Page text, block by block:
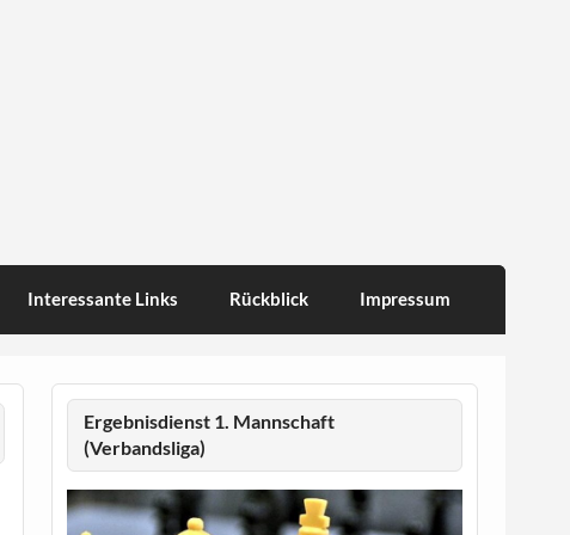
Interessante Links Rückblick Impressum
Ergebnisdienst 1. Mannschaft
(Verbandsliga)